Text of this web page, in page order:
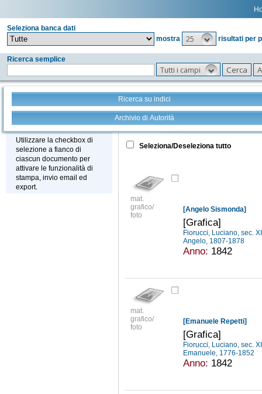
Seleziona banca dati
mostra
25 risultati per
Ricerca semplice
Tutti i campi
Ricerca su indici
Archivio di Autorità
Stampa - Email - Export
Utilizzare la checkbox di
selezione a fianco di
ciascun documento per
attivare le funzionalità di
stampa, invio email ed
export.
Tutto +
Seleziona/Deseleziona tutto
mat.
grafico/
foto
[Angelo Sismonda]
[Grafica]
Fiorucci, Luciano, sec.
Angelo, 1807-1878
Anno: 1842
mat.
grafico/
foto
[Emanuele Repetti]
[Grafica]
Fiorucci, Luciano, sec.
Emanuele, 1776-1852
Anno: 1842